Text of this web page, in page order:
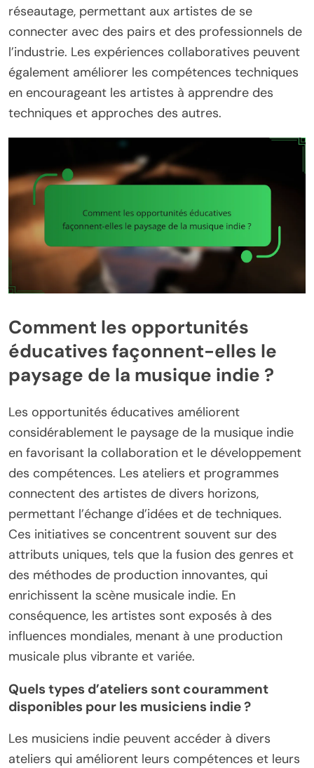
réseautage, permettant aux artistes de se
connecter avec des pairs et des professionnels de
l’industrie. Les expériences collaboratives peuvent
également améliorer les compétences techniques
en encourageant les artistes à apprendre des
techniques et approches des autres.
Comment les opportunités
éducatives façonnent-elles le
paysage de la musique indie ?
Les opportunités éducatives améliorent
considérablement le paysage de la musique indie
en favorisant la collaboration et le développement
des compétences. Les ateliers et programmes
connectent des artistes de divers horizons,
permettant l’échange d’idées et de techniques.
Ces initiatives se concentrent souvent sur des
attributs uniques, tels que la fusion des genres et
des méthodes de production innovantes, qui
enrichissent la scène musicale indie. En
conséquence, les artistes sont exposés à des
influences mondiales, menant à une production
musicale plus vibrante et variée.
Quels types d’ateliers sont couramment
disponibles pour les musiciens indie ?
Les musiciens indie peuvent accéder à divers
ateliers qui améliorent leurs compétences et leurs